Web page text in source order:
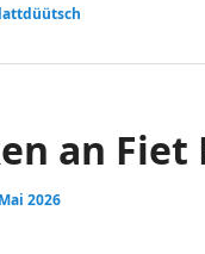
an Fiet
2026